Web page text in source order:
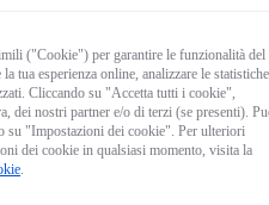
("Cookie") per garantire le funzionalità del
tua esperienza online, analizzare le
Cliccando su "Accetta tutti i cookie",
dei nostri partner e/o di terzi (se presenti).
su "Impostazioni dei cookie". Per ulteriori
dei cookie in qualsiasi momento, visita la
.